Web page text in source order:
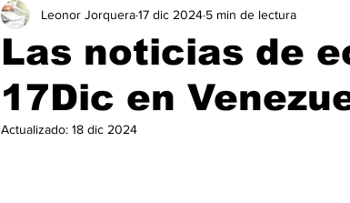
Las noticias de
17Dic en
Leonor Jorquera17 dic 2024 5 min de lectura
Actualizado: 18 dic 2024